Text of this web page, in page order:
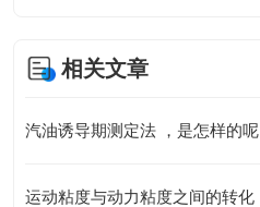
相关文章
汽油诱导期测定法 ，是怎样的呢
运动粘度与动力粘度之间的转化